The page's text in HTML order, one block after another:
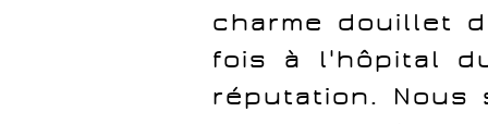
charme douillet
fois à l'hôpital
réputation. Nous